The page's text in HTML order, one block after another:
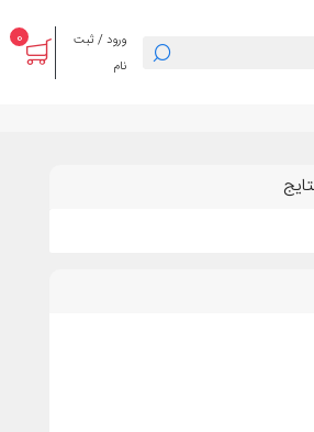
ورود / ثبت
نام
0